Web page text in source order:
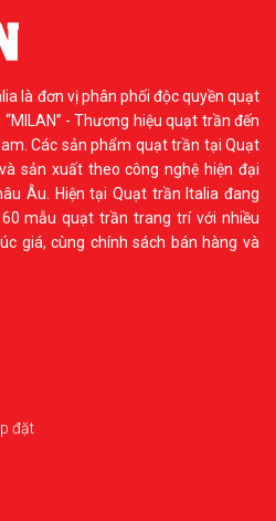
là đơn vị phân phối độc quyền quạt
- Thương hiệu quạt trần đến
Các sản phẩm quạt trần tại Quạt
sản xuất theo công nghệ hiện đại
Âu. Hiện tại Quạt trần Italia đang
mẫu quạt trần trang trí với nhiều
giá, cùng chính sách bán hàng và
đặt